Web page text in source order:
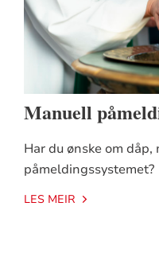
Manuell
Har du ønske om
påmeldingssystemet?
LES MEIR